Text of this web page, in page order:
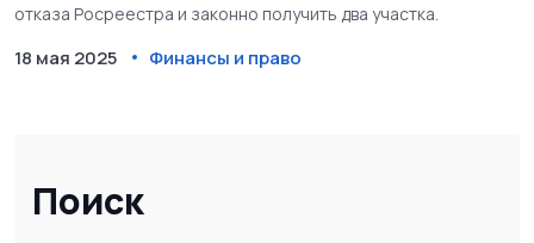
Поиск
отказа Росреестра и законно получить два участка.
18 мая 2025 Финансы и право